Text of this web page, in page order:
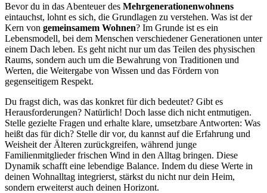
Bevor du in das Abenteuer des Mehrgenerationenwohnens
eintauchst, lohnt es sich, die Grundlagen zu verstehen. Was ist der
Kern von gemeinsamem Wohnen? Im Grunde ist es ein
Lebensmodell, bei dem Menschen verschiedener Generationen unter
einem Dach leben. Es geht nicht nur um das Teilen des physischen
Raums, sondern auch um die Bewahrung von Traditionen und
Werten, die Weitergabe von Wissen und das Fördern von
gegenseitigem Respekt.
Du fragst dich, was das konkret für dich bedeutet? Gibt es
Herausforderungen? Natürlich! Doch lasse dich nicht entmutigen.
Stelle gezielte Fragen und erhalte klare, umsetzbare Antworten: Was
heißt das für dich? Stelle dir vor, du kannst auf die Erfahrung und
Weisheit der Älteren zurückgreifen, während junge
Familienmitglieder frischen Wind in den Alltag bringen. Diese
Dynamik schafft eine lebendige Balance. Indem du diese Werte in
deinen Wohnalltag integrierst, stärkst du nicht nur dein Heim,
sondern erweiterst auch deinen Horizont.